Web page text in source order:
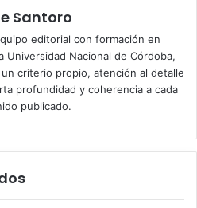
Santoro
editorial con formación en
Universidad Nacional de Córdoba,
criterio propio, atención al detalle
profundidad y coherencia a cada
publicado.